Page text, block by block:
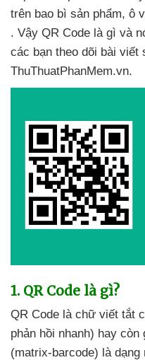
trên bao bì sản phẩm, ô
. Vậy QR Code là gì và
các bạn theo dõi bài viết
ThuThuatPhanMem.vn.
1. QR Code là gì?
QR Code là chữ viết tắt
phản hồi nhanh) hay
(matrix-barcode) là